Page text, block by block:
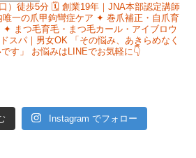
）徒歩5分🗓 創業19年｜JNA本部認定講師
一の爪甲鉤彎症ケア ✦ 巻爪補正・自爪育
✦ まつ毛育毛・まつ毛カール・アイブロウ
スパ｜男女OK 「その悩み、あきらめなく
す」
お悩みはLINEでお気軽に👇
Instagram でフォロー